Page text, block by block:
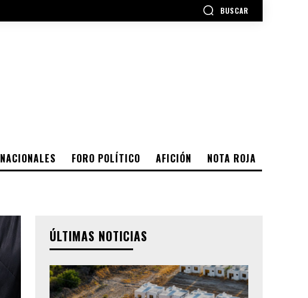
BUSCAR
NACIONALES FORO POLÍTICO AFICIÓN NOTA ROJA
ÚLTIMAS NOTICIAS